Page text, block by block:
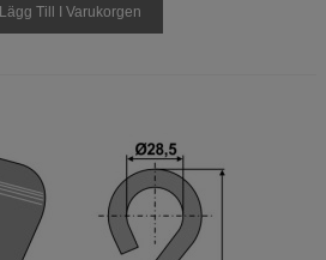
Lägg Till I Varukorgen